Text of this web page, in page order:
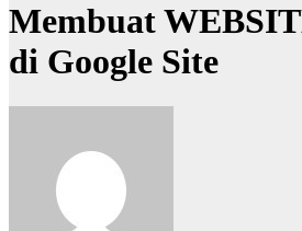
Membuat
di Google Site